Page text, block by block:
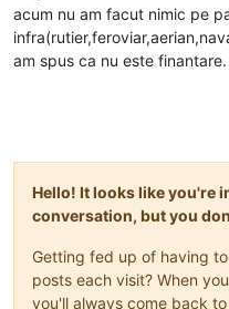
acum nu am facut nimic pe
am spus ca nu este finantare.
Hello! It looks like you're
conversation, but you
Getting fed up of having
posts each visit? When
you'll always come back